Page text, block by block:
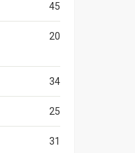
45
20
34
25
31